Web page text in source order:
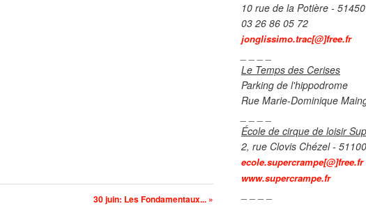
30 juin: Les Fondamentaux... »
10 rue de la Potière -
03 26 86 05 72
jonglissimo.trac[@]free.fr
Le Temps des Cerises
Parking de l'hippodrome
Rue Marie-Dominique
École de cirque de loisir
2, rue Clovis Chézel -
ecole.supercrampe[@]free.fr
www.supercrampe.fr